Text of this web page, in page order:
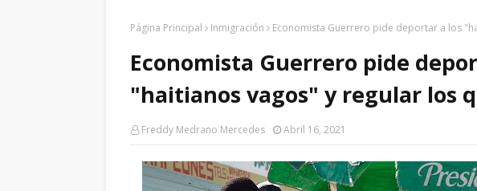
Página Principal Inmigración Economista Guerrero pide deportar a los
Economista Guerrero pide
"haitianos vagos" y regular los
Freddy Medrano Mercedes Abril 16, 2021